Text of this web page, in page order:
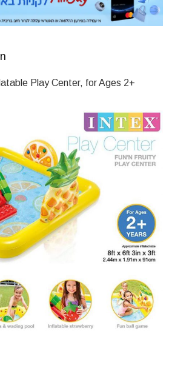
Play Center, for Ages 2+